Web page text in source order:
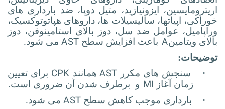
اریترومایسین، ایزونیازید، متیل دوپا، ضد بارداری های
خوراکی، اپیاتها، سالیسیلات ها، داروهای هپاتوتوکسیک،
وراپامیل، عوامل ضد سل، دوز بالای استامینوفن، دوز
بالای ویتامینA باعث افزایش سطح AST می شود.
توضیحات:
·
سنجش های مکرر ASTهمانند CPK برای تعیین
زمان آغاز MI و برطرف شدن آن ضروری است.
·
بارداری موجب کاهش سطح AST می شود.